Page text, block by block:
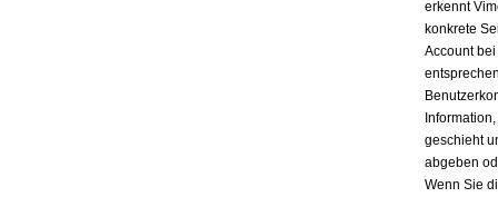
erkennt
konkrete
Account
geschieht
abgeben
Wenn Sie